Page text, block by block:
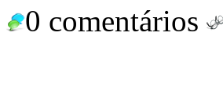
0 comentários